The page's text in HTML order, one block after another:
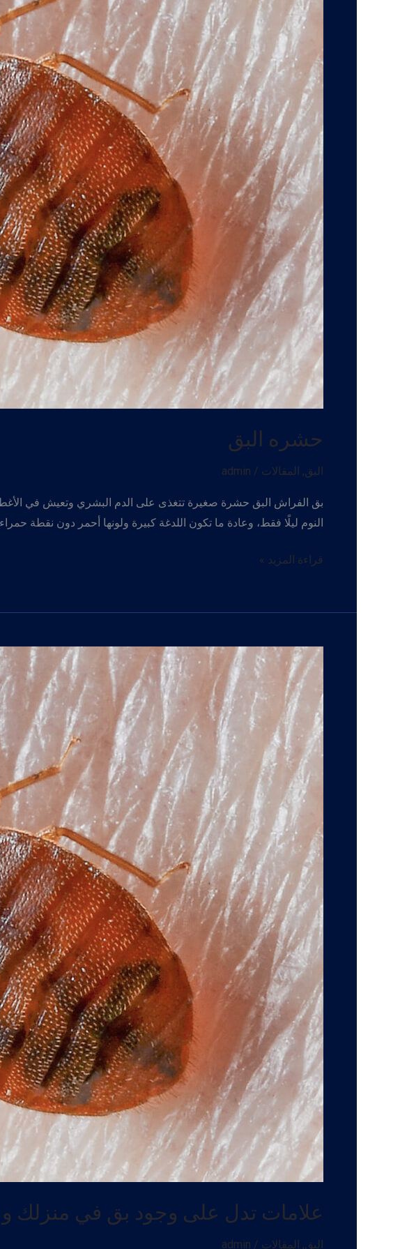
حشره البق
البق, المقالات /
admin
بق الفراش البق حشرة صغيرة تتغذى على الدم البشري وتعيش في
النوم ليلًا فقط، وعادة ما تكون اللدغة كبيرة ولونها أحمر دون نقطة
حشره
قراءة المزيد »
علامات تدل على وجود بق في منزلك و
البق, المقالات /
admin